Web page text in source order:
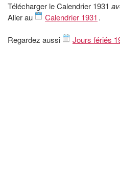
Télécharger le Calendrier 1931
Aller au
Calendrier 1931 .
Regardez aussi Jours fériés